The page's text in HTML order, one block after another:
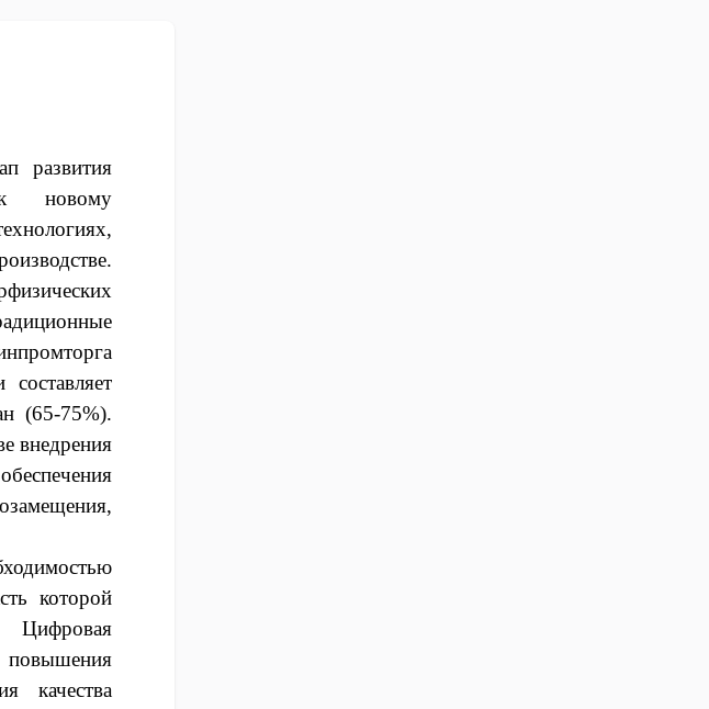
развития
к новому
(65-75%).
внедрения
которой
Цифровая
качества